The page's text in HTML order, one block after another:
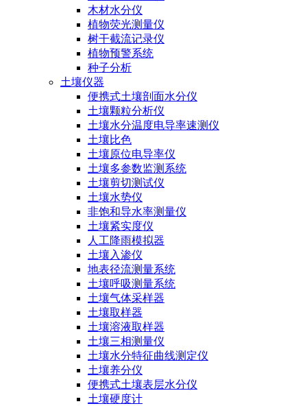
木材水分仪
植物荧光测量仪
树干截流记录仪
植物预警系统
种子分析
土壤仪器
便携式土壤剖面水分仪
土壤颗粒分析仪
土壤水分温度电导率速测仪
土壤比色
土壤原位电导率仪
土壤多参数监测系统
土壤剪切测试仪
土壤水势仪
非饱和导水率测量仪
土壤紧实度仪
人工降雨模拟器
土壤入渗仪
地表径流测量系统
土壤呼吸测量系统
土壤气体采样器
土壤取样器
土壤溶液取样器
土壤三相测量仪
土壤水分特征曲线测定仪
土壤养分仪
便携式土壤表层水分仪
土壤硬度计